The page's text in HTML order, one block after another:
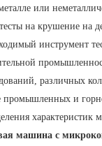
или
на крушение на
инструмент
различных
промышленных и
характеристик
машина с